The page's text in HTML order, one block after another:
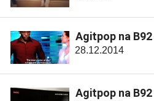
Agitpop na
28.12.2014
Agitpop na